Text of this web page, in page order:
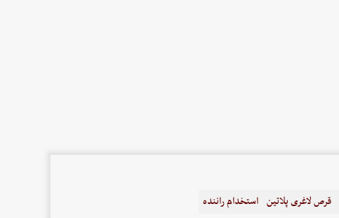
قرص لاغری پلاتین استخدام راننده